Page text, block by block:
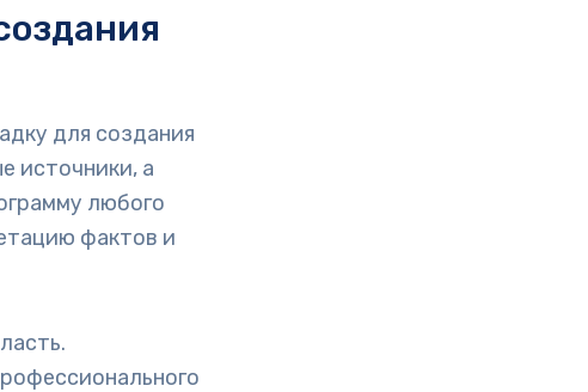
для создания
источники, а
любого
фактов и